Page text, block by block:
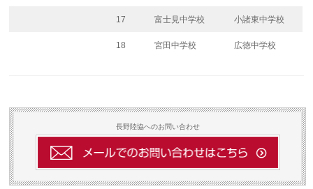
17 富士見中学校 小諸東中学校
18 宮田中学校 広徳中学校
長野陸協へのお問い合わせ